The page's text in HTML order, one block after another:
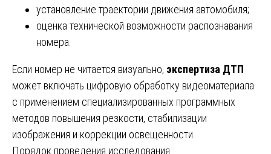
установление траектории движения автомобиля;
оценка технической возможности распознавания
номера.
Если номер не читается визуально, экспертиза ДТП
может включать цифровую обработку видеоматериала
с применением специализированных программных
методов повышения резкости, стабилизации
изображения и коррекции освещенности.
Порядок проведения исследования